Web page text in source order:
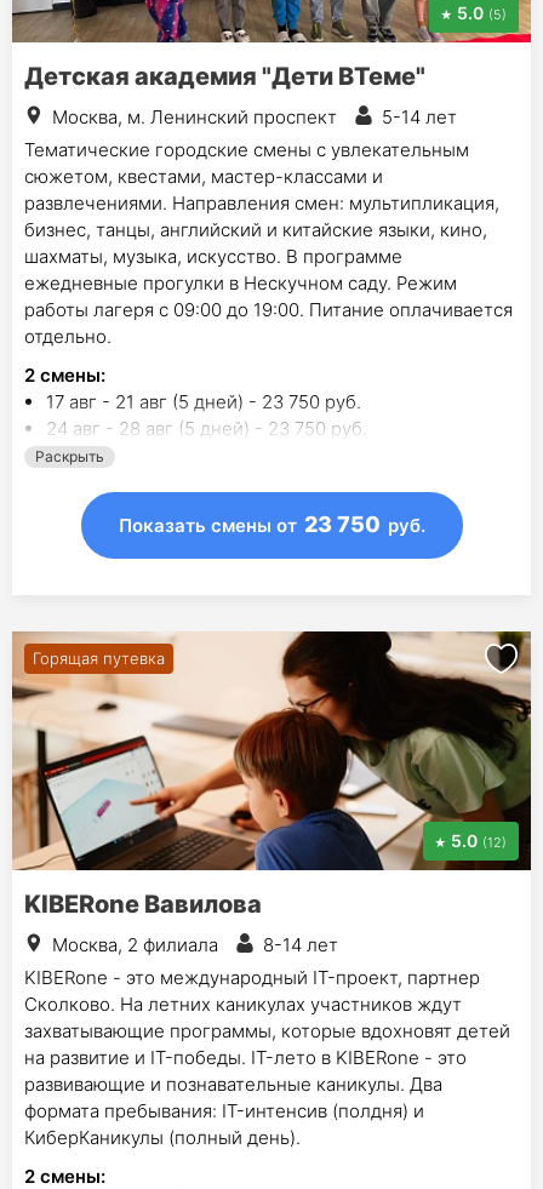
5.0 (5)
Детская академия "Дети ВТеме"
Москва, м. Ленинский проспект
5-14 лет
Тематические городские смены с увлекательным
сюжетом, квестами, мастер-классами и
развлечениями. Направления смен: мультипликация,
бизнес, танцы, английский и китайские языки, кино,
шахматы, музыка, искусство. В программе
ежедневные прогулки в Нескучном саду. Режим
работы лагеря с 09:00 до 19:00. Питание оплачивается
отдельно.
2 смены:
17 авг - 21 авг (5 дней) - 23 750 руб.
24 авг - 28 авг (5 дней) - 23 750 руб.
Раскрыть
Показать смены от 23 750 руб.
Горящая путевка
5.0 (12)
KIBERone Вавилова
Москва, 2 филиала
8-14 лет
KIBERone - это международный IT-проект, партнер
Сколково. На летних каникулах участников ждут
захватывающие программы, которые вдохновят детей
на развитие и IT-победы. IT-лето в KIBERone - это
развивающие и познавательные каникулы. Два
формата пребывания: IT-интенсив (полдня) и
КиберКаникулы (полный день).
2 смены: